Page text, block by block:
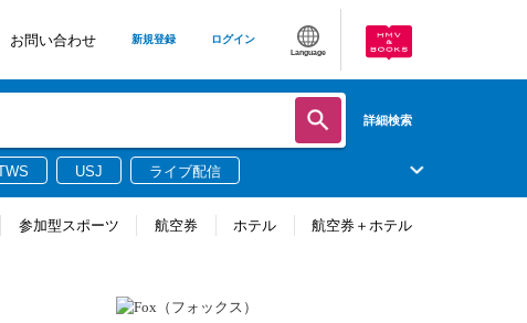
お問い合わせ 新規登録 ログイン
Language
詳細検索
USJ ライブ配信
参加型スポーツ 航空券 ホテル 航空券＋ホテル